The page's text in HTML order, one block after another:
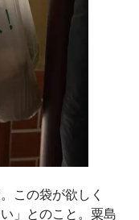
この袋が欲しく
」とのこと。粟島